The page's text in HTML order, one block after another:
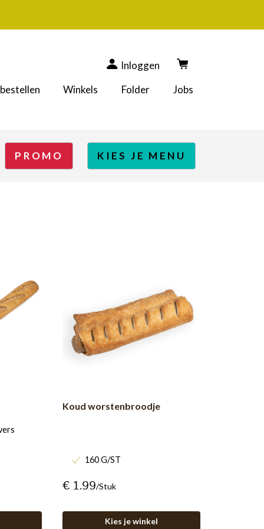
Inloggen
Winkels Folder Jobs
PROMO KIES JE MENU
Koud worstenbroodje
160 G/ST
€ 1.99/stuk
Kies je winkel